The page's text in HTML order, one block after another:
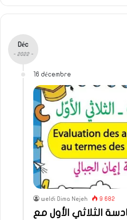
Déc
- 2022 -
16 décembre
weldi Dima Nejeh 9 682
الثلاثي الأول مع